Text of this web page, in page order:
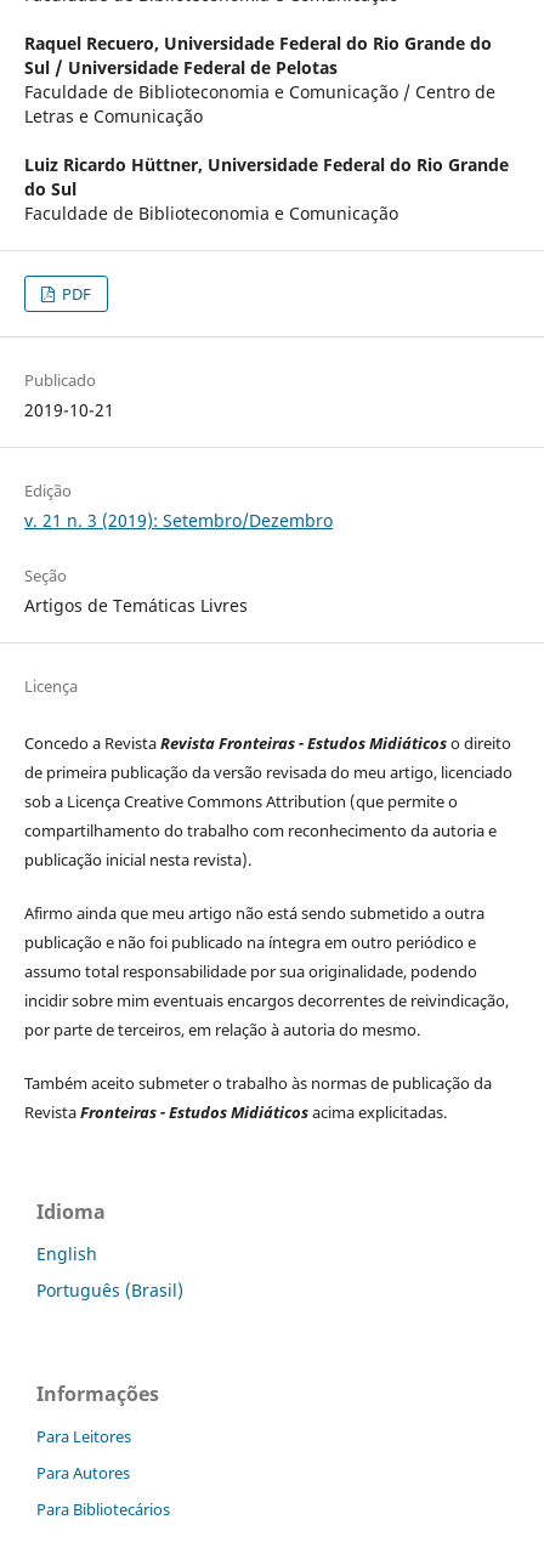
Raquel Recuero, Universidade Federal do Rio Grande do
Sul / Universidade Federal de Pelotas
Faculdade de Biblioteconomia e Comunicação / Centro de
Letras e Comunicação
Luiz Ricardo Hüttner, Universidade Federal do Rio Grande
do Sul
Faculdade de Biblioteconomia e Comunicação
PDF
Publicado
2019-10-21
Edição
v. 21 n. 3 (2019): Setembro/Dezembro
Seção
Artigos de Temáticas Livres
Licença
Concedo a RevistaRevista Fronteiras - Estudos Midiáticoso direito
de primeira publicação da versão revisada do meu artigo, licenciado
sob a Licença Creative Commons Attribution (que permite o
compartilhamento do trabalho com reconhecimento da autoria e
publicação inicial nesta revista).
Afirmo ainda que meu artigo não está sendo submetido a outra
publicação e não foi publicado na íntegra em outro periódico e
assumo total responsabilidade por sua originalidade, podendo
incidir sobre mim eventuais encargos decorrentes de reivindicação,
por parte de terceiros, em relação à autoria do mesmo.
Também aceito submeter o trabalho às normas de publicação da
RevistaFronteiras - Estudos Midiáticosacima explicitadas.
Idioma
English
Português (Brasil)
Informações
Para Leitores
Para Autores
Para Bibliotecários